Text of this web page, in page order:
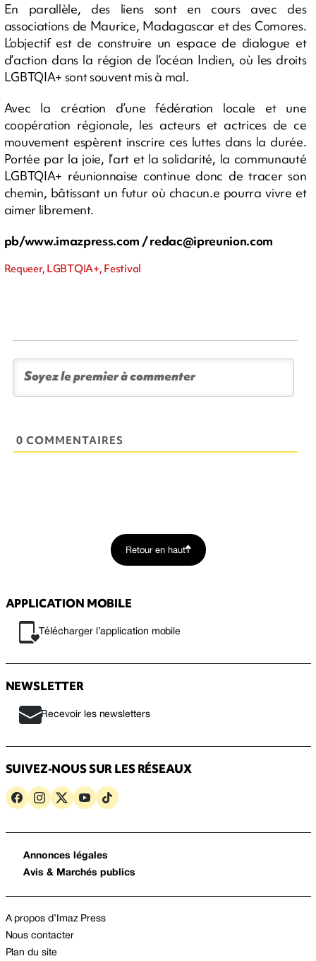
En parallèle, des liens sont en cours avec des
associations de Maurice, Madagascar et des Comores.
L’objectif est de construire un espace de dialogue et
d’action dans la région de l’océan Indien, où les droits
LGBTQIA+ sont souvent mis à mal.
Avec la création d’une fédération locale et une
coopération régionale, les acteurs et actrices de ce
mouvement espèrent inscrire ces luttes dans la durée.
Portée par la joie, l’art et la solidarité, la communauté
LGBTQIA+ réunionnaise continue donc de tracer son
chemin, bâtissant un futur où chacun.e pourra vivre et
aimer librement.
pb/www.imazpress.com /redac@ipreunion.com
Requeer, LGBTQIA+, Festival
0 COMMENTAIRES
Retour en haut
APPLICATION MOBILE
Télécharger l’application mobile
NEWSLETTER
Recevoir les newsletters
SUIVEZ-NOUS SUR LES RÉSEAUX
Annonces légales
Avis & Marchés publics
A propos d’Imaz Press
Nous contacter
Plan du site